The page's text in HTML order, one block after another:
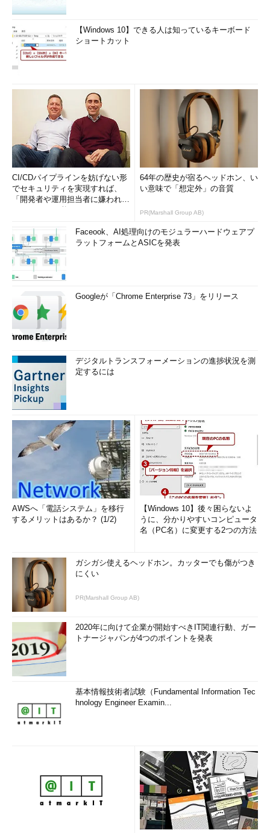
【Windows 10】できる人は知っているキーボード
ショートカット
CI/CDパイプラインを妨げない形
でセキュリティを実現すれば、
「開発者や運用担当者に嫌われな
64年の歴史が宿るヘッドホン、い
い意味で「想定外」の音質
PR(Marshall Group AB)
Faceook、AI処理向けのモジュラーハードウェアプ
ラットフォームとASICを発表
Googleが「Chrome Enterprise 73」をリリース
デジタルトランスフォーメーションの進捗状況を測
定するには
AWSへ「電話システム」を移行
するメリットはあるか？ (1/2)
【Windows 10】後々困らないよ
うに、分かりやすいコンピュータ
名（PC名）に変更する2つの方法
ガシガシ使えるヘッドホン。カッターでも傷がつき
にくい
PR(Marshall Group AB)
2020年に向けて企業が開始すべきIT関連行動、ガー
トナージャパンが4つのポイントを発表
基本情報技術者試験（Fundamental Information Tec
hnology Engineer Examin...